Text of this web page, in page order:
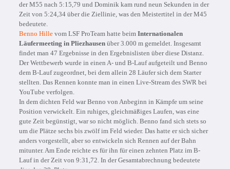
der M55 nach 5:15,79 und Dominik kam rund neun Sekunden in der
Zeit von 5:24,34 über die Ziellinie, was den Meistertitel in der M45
bedeutete.
Benno Hillevom LSF ProTeam hatte beim Internationalen
Läufermeeting in Pliezhausenüber 3.000 m gemeldet. Insgesamt
findet man 47 Ergebnisse in den Ergebnislisten über diese Distanz.
Der Wettbewerb wurde in einen A- und B-Lauf aufgeteilt und Benno
dem B-Lauf zugeordnet, bei dem allein 28 Läufer sich dem Starter
stellten. Das Rennen konnte man in einen Live-Stream des SWR bei
YouTube verfolgen.
In dem dichten Feld war Benno von Anbeginn in Kämpfe um seine
Position verwickelt. Ein ruhiges, gleichmäßiges Laufen, was eine
gute Zeit begünstigt, war so nicht möglich. Benno fand sich stets so
um die Plätze sechs bis zwölf im Feld wieder. Das hatte er sich sicher
anders vorgestellt, aber so entwickeln sich Rennen auf der Bahn
mitunter. Am Ende reichte es für ihn für einen zehnten Platz im B-
Lauf in der Zeit von 9:31,72. In der Gesamtabrechnung bedeutete